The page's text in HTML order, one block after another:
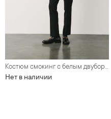
Костюм смокинг с белым двубортным пиджаком
Нет в наличии